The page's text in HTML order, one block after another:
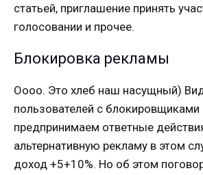
статьей, приглашение принять
голосовании и прочее.
Блокировка рекламы
Оооо. Это хлеб наш насущный)
пользователей с
предпринимаем ответные
альтернативную рекламу в этом
доход +5+10%. Но об этом